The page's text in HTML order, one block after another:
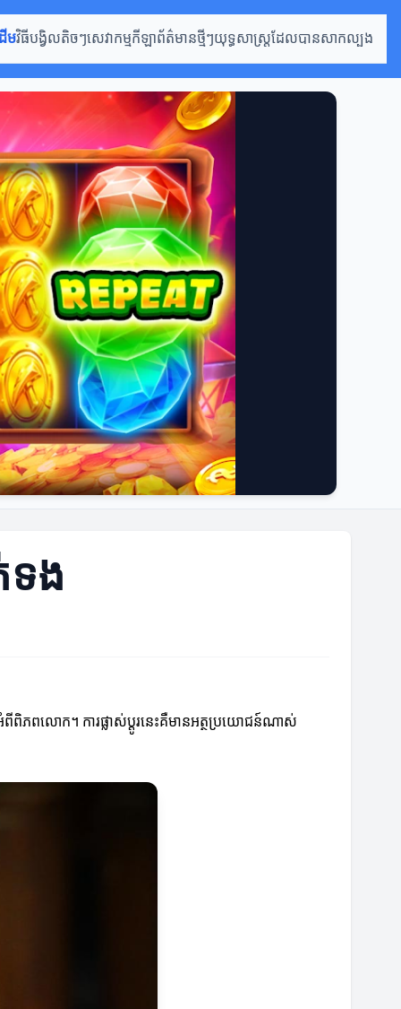
មវិធីបង្វិលតិចៗសេវាកម្មកីឡាព័ត៌មានថ្មីៗយុទ្ធសាស្ត្រដែលបានសាកល្បង
ទង
ពិភពលោក។ ការផ្លាស់ប្តូរនេះគឺមានអត្ថប្រយោជន៍ណាស់